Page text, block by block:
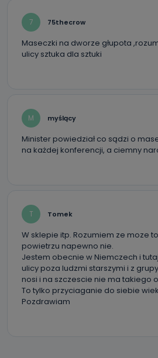
7 75thecrow
Maseczki na dworze głupota
ulicy sztuka dla sztuki
M myślący
Minister powiedział co sądzi o
na każdej konferencji, a ciemny
T Tomek
W sklepie itp. Rozumiem ze moze
powietrzu napewno nie.
Jestem obecnie w Niemczech i
ulicy poza ludzmi starszymi i z
nosi i na szczescie nie ma takiego
To tylko przyciaganie do siebie
Pozdrawiam